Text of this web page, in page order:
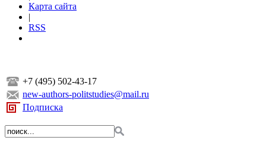
Карта сайта
|
RSS
+7 (495) 502-43-17
new-authors-politstudies@mail.ru
Подписка